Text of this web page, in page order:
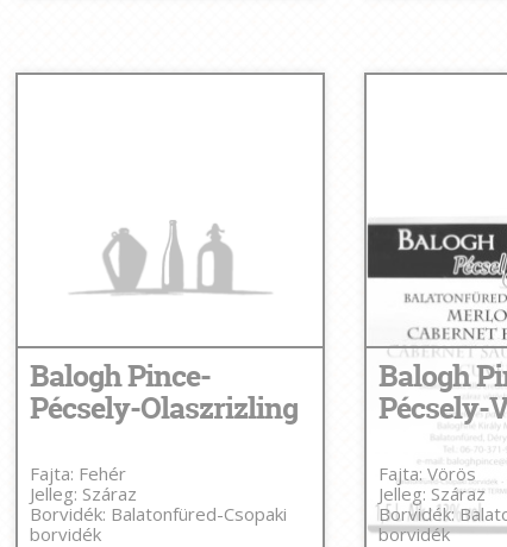
Balogh Pince-
Pécsely-Olaszrizling
Fajta: Fehér
Jelleg: Száraz
Borvidék: Balatonfüred-Csopaki
borvidék
Balogh
Pécsely-
Fajta: Vörös
Jelleg: Száraz
Borvidék:
borvidék